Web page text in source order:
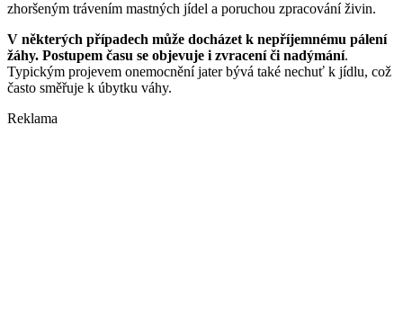
zhoršeným trávením mastných jídel a poruchou zpracování živin.
V některých případech může docházet k nepříjemnému pálení
žáhy. Postupem času se objevuje i zvracení či nadýmání.
Typickým projevem onemocnění jater bývá také nechuť k jídlu, což
často směřuje k úbytku váhy.
Reklama